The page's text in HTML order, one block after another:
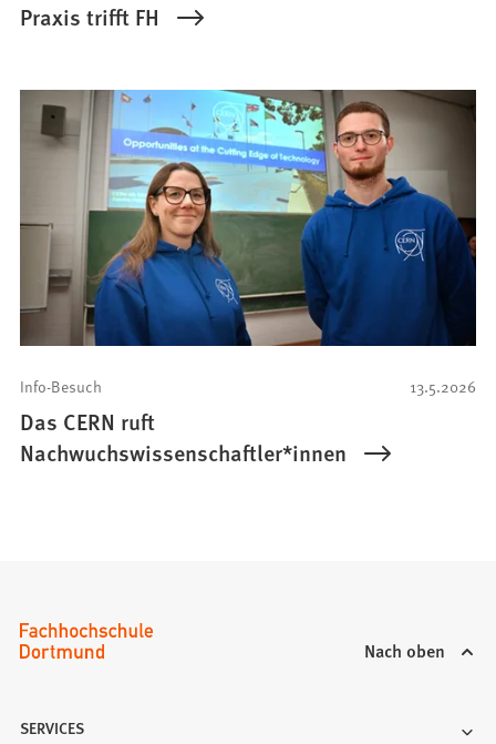
Praxis trifft FH
13.5.2026
Info-Besuch
Das CERN ruft
Nachwuchswissenschaftler*innen
Nach oben
SERVICES